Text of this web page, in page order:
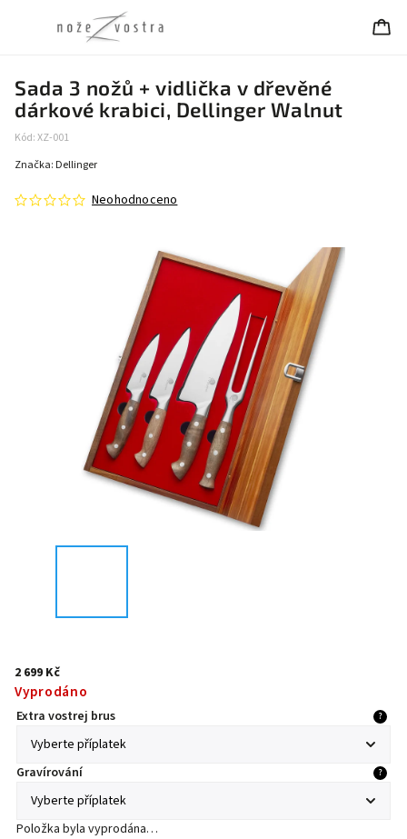
Sada 3 nožů + vidlička v dřevěné
dárkové krabici, Dellinger Walnut
Kód:XZ-001
Neohodnoceno
Značka: Dellinger
2 699 Kč
Vyprodáno
Extra vostrej brus ?
Gravírování ?
Položka byla vyprodána…